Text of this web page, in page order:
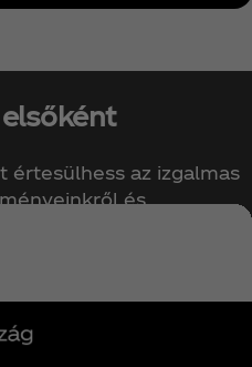
értesülhess az izgalmas
és